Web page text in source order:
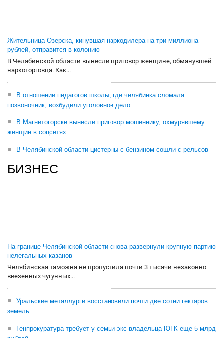
Жительница Озерска, кинувшая наркодилера на три миллиона
рублей, отправится в колонию
В Челябинской области вынесли приговор женщине, обманувшей
наркоторговца. Как...
В отношении педагогов школы, где челябинка сломала
позвоночник, возбудили уголовное дело
В Магнитогорске вынесли приговор мошеннику, охмурявшему
женщин в соцсетях
В Челябинской области цистерны с бензином сошли с рельсов
БИЗНЕС
На границе Челябинской области снова развернули крупную партию
нелегальных казанов
Челябинская таможня не пропустила почти 3 тысячи незаконно
ввезенных чугунных...
Уральские металлурги восстановили почти две сотни гектаров
земель
Генпрокуратура требует у семьи экс-владельца ЮГК еще 5 млрд